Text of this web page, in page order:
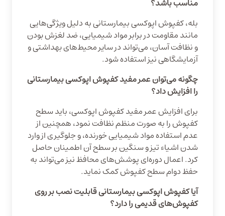
مناسب باشد؟
بله، کفپوش اپوکسی بیمارستانی به دلیل ویژگی‌هایی
مانند مقاومت در برابر مواد شیمیایی، ضد لغزش بودن
و نظافت آسان، می‌تواند در سایر محیط‌های بهداشتی و
آزمایشگاهی نیز استفاده شود.
چگونه می‌توان عمر مفید کفپوش اپوکسی بیمارستانی
را افزایش داد؟
برای افزایش عمر مفید کفپوش اپوکسی، باید سطح
کفپوش را به صورت منظم نظافت نمود، همچنین از
عدم استفاده مواد شیمیایی خورنده، و جلوگیری از وارد
شدن اشیاء تیز و سنگین بر سطح آن اطمینان حاصل
کرد. اعمال دوره‌ای پوشش‌های محافظ نیز می‌تواند به
حفظ دوام سطح کفپوش کمک نماید.
آیا کفپوش اپوکسی بیمارستانی قابلیت نصب بر روی
کفپوش‌های قدیمی را دارد؟